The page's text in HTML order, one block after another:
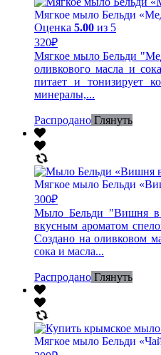
Мягкое мыло Бельди
Оценка 5.00 из 5
320₽
Мягкое мыло Бельди
оливкового масла и
питает и тонизирует
минералы,...
Распродано Глянуть
Мягкое мыло Бельди
300₽
Мыло Бельди "Вишня в
вкусным ароматом
Создано на оливковом
сока и масла...
Распродано Глянуть
Мягкое мыло Бельди